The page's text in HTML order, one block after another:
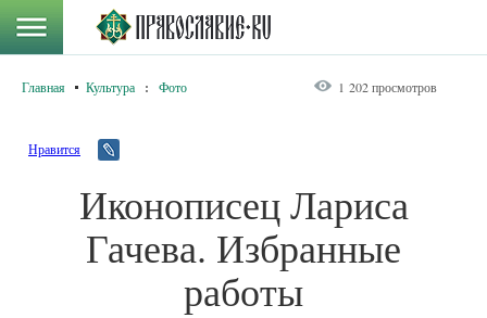
Главная Культура : Фото 1 202 просмотров
Нравится
Иконописец Лариса
Гачева. Избранные
работы